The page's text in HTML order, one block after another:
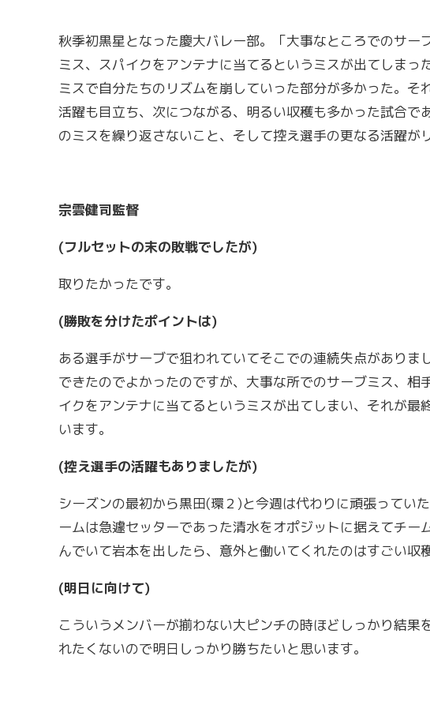
秋季初黒星となった慶大バレー部。「大事なところでのサー
ミス、スパイクをアンテナに当てるというミスが出てしま
ミスで自分たちのリズムを崩していった部分が多かった。
活躍も目立ち、次につながる、明るい収穫も多かった試合で
のミスを繰り返さないこと、そして控え選手の更なる活躍が
宗雲健司監督
(フルセットの末の敗戦でしたが)
取りたかったです。
(勝敗を分けたポイントは)
ある選手がサーブで狙われていてそこでの連続失点がありま
できたのでよかったのですが、大事な所でのサーブミス、
イクをアンテナに当てるというミスが出てしまい、それが
います。
(控え選手の活躍もありましたが)
シーズンの最初から黒田(環２)と今週は代わりに頑張ってい
ームは急遽セッターであった清水をオポジットに据えてチー
んでいて岩本を出したら、意外と働いてくれたのはすごい収
(明日に向けて)
こういうメンバーが揃わない大ピンチの時ほどしっかり結
れたくないので明日しっかり勝ちたいと思います。